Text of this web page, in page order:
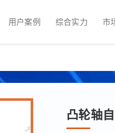
用户案例 综合实力 市
凸轮轴